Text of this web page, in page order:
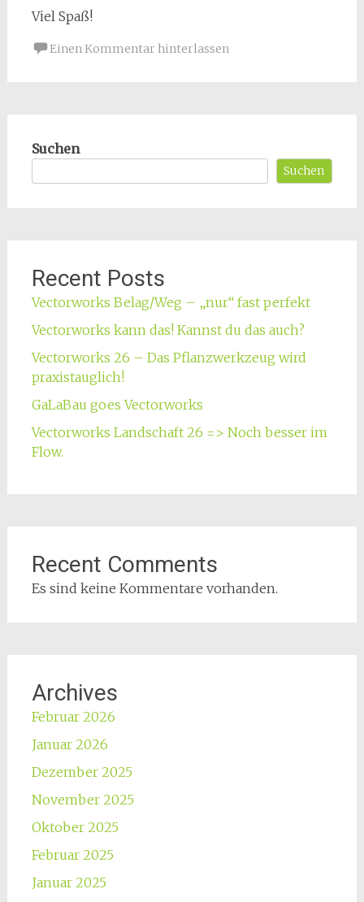
Viel Spaß!
Einen Kommentar hinterlassen
Suchen
Suchen
Recent Posts
Vectorworks Belag/Weg – „nur“ fast perfekt
Vectorworks kann das! Kannst du das auch?
Vectorworks 26 – Das Pflanzwerkzeug wird
praxistauglich!
GaLaBau goes Vectorworks
Vectorworks Landschaft 26 => Noch besser im
Flow.
Recent Comments
Es sind keine Kommentare vorhanden.
Archives
Februar 2026
Januar 2026
Dezember 2025
November 2025
Oktober 2025
Februar 2025
Januar 2025